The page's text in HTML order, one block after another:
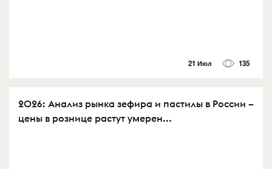
21 Июл 135
2026: Анализ рынка зефира и пастилы в России –
цены в рознице растут умерен...